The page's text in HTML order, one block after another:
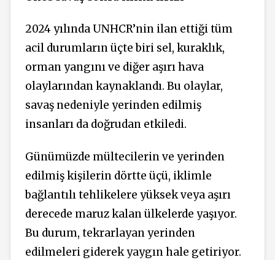
2024 yılında UNHCR’nin ilan ettiği tüm
acil durumların üçte biri sel, kuraklık,
orman yangını ve diğer aşırı hava
olaylarından kaynaklandı. Bu olaylar,
savaş nedeniyle yerinden edilmiş
insanları da doğrudan etkiledi.
Günümüzde mültecilerin ve yerinden
edilmiş kişilerin dörtte üçü, iklimle
bağlantılı tehlikelere yüksek veya aşırı
derecede maruz kalan ülkelerde yaşıyor.
Bu durum, tekrarlayan yerinden
edilmeleri giderek yaygın hale getiriyor.